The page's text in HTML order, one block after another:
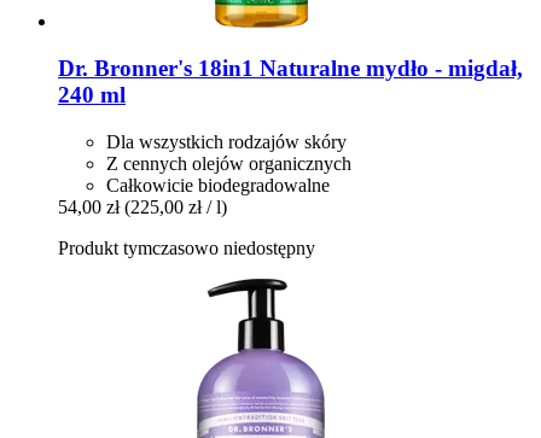
Dr. Bronner's 18in1 Naturalne mydło -​ migdał,
240 ml
Dla wszystkich rodzajów skóry
Z cennych olejów organicznych
Całkowicie biodegradowalne
54,00 zł (225,00 zł / l)
Produkt tymczasowo niedostępny